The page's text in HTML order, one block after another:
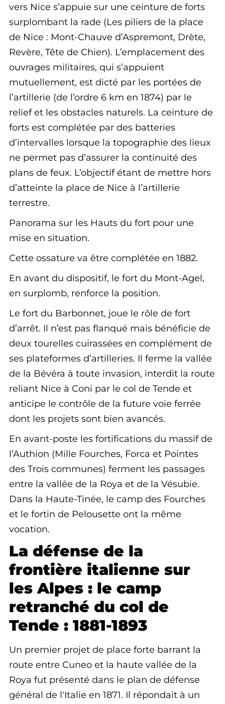
vers Nice s’appuie sur une ceinture de forts
surplombant la rade (Les piliers de la place
de Nice : Mont-Chauve d’Aspremont, Drète,
Revère, Tête de Chien). L’emplacement des
ouvrages militaires, qui s’appuient
mutuellement, est dicté par les portées de
l’artillerie (de l’ordre 6 km en 1874) par le
relief et les obstacles naturels. La ceinture de
forts est complétée par des batteries
d’intervalles lorsque la topographie des lieux
ne permet pas d’assurer la continuité des
plans de feux. L’objectif étant de mettre hors
d’atteinte la place de Nice à l’artillerie
terrestre.
Panorama sur les Hauts du fort pour une
mise en situation.
Cette ossature va être complétée en 1882.
En avant du dispositif, le fort du Mont-Agel,
en surplomb, renforce la position.
Le fort du Barbonnet, joue le rôle de fort
d’arrêt. Il n’est pas flanqué mais bénéficie de
deux tourelles cuirassées en complément de
ses plateformes d’artilleries. Il ferme la vallée
de la Bévéra à toute invasion, interdit la route
reliant Nice à Coni par le col de Tende et
anticipe le contrôle de la future voie ferrée
dont les projets sont bien avancés.
En avant-poste les fortifications du massif de
l’Authion (Mille Fourches, Forca et Pointes
des Trois communes) ferment les passages
entre la vallée de la Roya et de la Vésubie.
Dans la Haute-Tinée, le camp des Fourches
et le fortin de Pelousette ont la même
vocation.
La défense de la
frontière italienne sur
les Alpes : le camp
retranché du col de
Tende : 1881-1893
Un premier projet de place forte barrant la
route entre Cuneo et la haute vallée de la
Roya fut présenté dans le plan de défense
général de l'Italie en 1871. Il répondait à un